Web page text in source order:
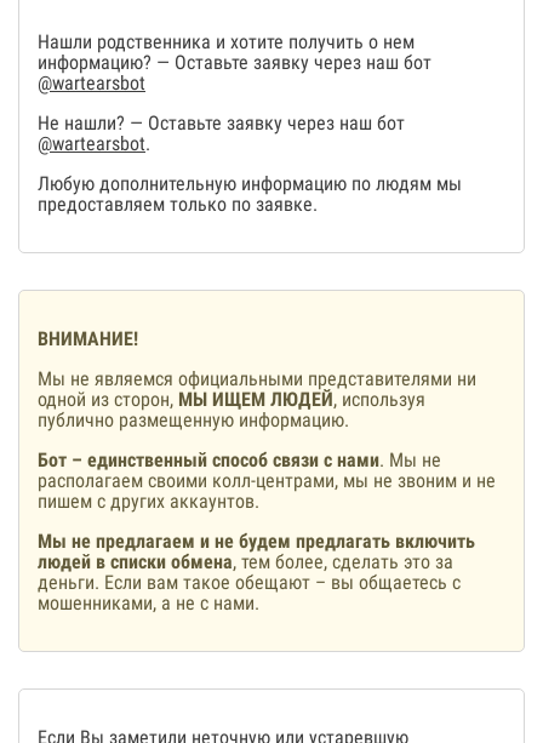
Нашли родственника и хотите получить о нем
информацию? — Оставьте заявку через наш бот
@wartearsbot
Не нашли? — Оставьте заявку через наш бот
@wartearsbot.
Любую дополнительную информацию по людям мы
предоставляем только по заявке.
ВНИМАНИЕ!
Мы не являемся официальными представителями ни
одной из сторон, МЫ ИЩЕМ ЛЮДЕЙ, используя
публично размещенную информацию.
Бот – единственный способ связи с нами. Мы не
располагаем своими колл-центрами, мы не звоним и не
пишем с других аккаунтов.
Мы не предлагаем и не будем предлагать включить
людей в списки обмена, тем более, сделать это за
деньги. Если вам такое обещают – вы общаетесь с
мошенниками, а не с нами.
Если Вы заметили неточную или устаревшую